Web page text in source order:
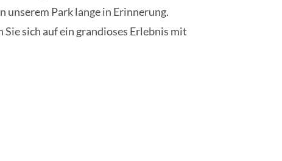
unserem Park lange in Erinnerung.
sich auf ein grandioses Erlebnis mit